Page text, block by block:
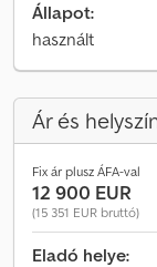
Állapot:
használt
Ár és
Fix ár plusz ÁFA-val
12 900 EUR
(15 351 EUR bruttó)
Eladó helye: